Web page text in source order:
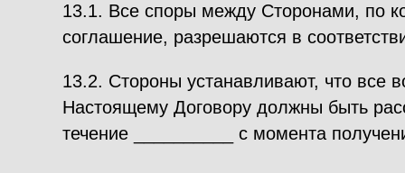
13.1. Все споры между Сторонами, по
соглашение, разрешаются в
13.2. Стороны устанавливают, что все
Настоящему Договору должны быть
течение __________ с момента